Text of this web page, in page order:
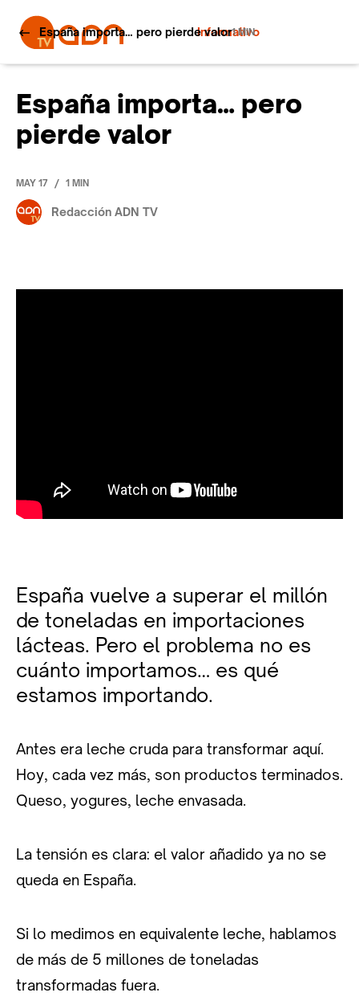
Informativo
España importa… pero pierde valor1 MIN
España importa… pero
pierde valor
MAY 17 / 1 MIN
Redacción ADN TV
España vuelve a superar el millón
de toneladas en importaciones
lácteas. Pero el problema no es
cuánto importamos… es qué
estamos importando.
Antes era leche cruda para transformar aquí.
Hoy, cada vez más, son productos terminados.
Queso, yogures, leche envasada.
La tensión es clara: el valor añadido ya no se
queda en España.
Si lo medimos en equivalente leche, hablamos
de más de 5 millones de toneladas
transformadas fuera.